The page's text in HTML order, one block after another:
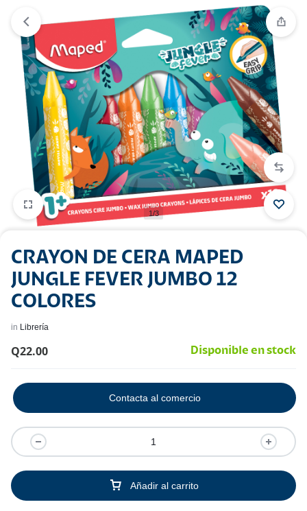
1/3
CRAYON DE CERA MAPED
JUNGLE FEVER JUMBO 12
COLORES
in Librería
Q22.00 Disponible en stock
Añadir al carrito
Contacta al comercio